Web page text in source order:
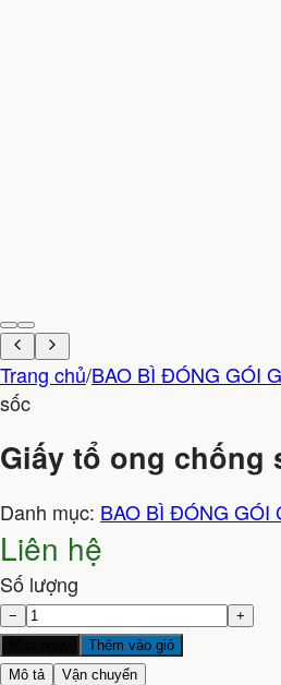
Trang chủ/BAO BÌ ĐÓNG GÓI
sốc
Giấy tổ ong chống
Danh mục: BAO BÌ ĐÓNG GÓI
Liên hệ
Số lượng
−
+
Thêm vào giỏ
Mô tả
Vận chuyển